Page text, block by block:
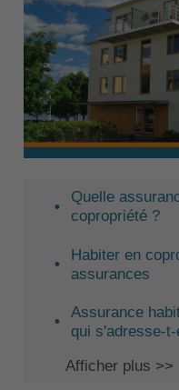
Quelle
copropriété ?
Habiter en
assurances
Assurance
qui s'adresse-
Afficher plus >>